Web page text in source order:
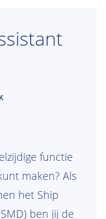
functie
maken? Als
het Ship
ben jij de